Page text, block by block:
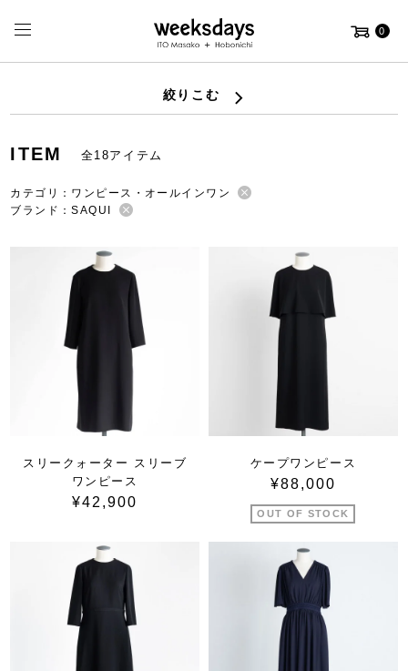
0
絞りこむ
ITEM 全18アイテム
カテゴリ：ワンピース・オールインワン
ブランド：SAQUI
スリークォーター スリーブ
ワンピース
¥42,900
ケープワンピース
¥88,000
OUT OF STOCK